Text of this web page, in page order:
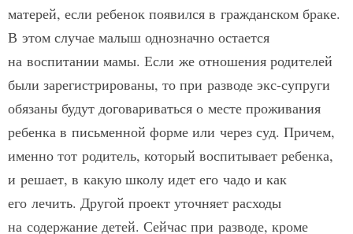
матерей, если ребенок появился в гражданском браке.
В этом случае малыш однозначно остается
на воспитании мамы. Если же отношения родителей
были зарегистрированы, то при разводе экс-супруги
обязаны будут договариваться о месте проживания
ребенка в письменной форме или через суд. Причем,
именно тот родитель, который воспитывает ребенка,
и решает, в какую школу идет его чадо и как
его лечить. Другой проект уточняет расходы
на содержание детей. Сейчас при разводе, кроме